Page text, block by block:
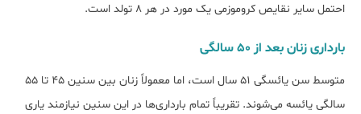
احتمل سایر نقایص کروموزمی یک مورد در هر 8 تولد است.
بارداری زنان بعد از 50 سالگی
متوسط سن یائسگی 51 سال است، اما معمولاً زنان بین سنین 45 تا 55
سالگی یائسه می‌شوند. تقریباً تمام بارداری‌ها در این سنین نیازمند یاری